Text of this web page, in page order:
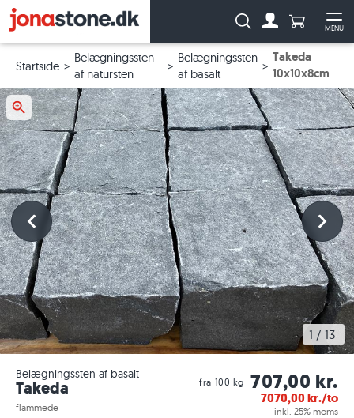
MENU
Søg: Antal
Startside
Belægningssten
af natursten
Belægningssten
af basalt
Takeda
10x10x8cm
1 / 13
Belægningssten af basalt
Takeda
flammede
fra 100 kg 707,00 kr.
7070,00kr./to
inkl. 25% moms